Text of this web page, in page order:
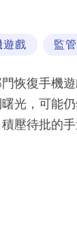
遊戲 監管
恢復手機
光，可能
壓待批的